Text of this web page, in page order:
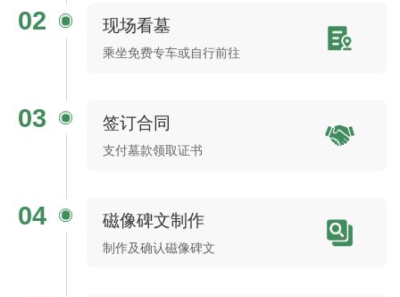
02 现场看墓
乘坐免费专车或自行前往
03 签订合同
支付墓款领取证书
04 磁像碑文制作
制作及确认磁像碑文